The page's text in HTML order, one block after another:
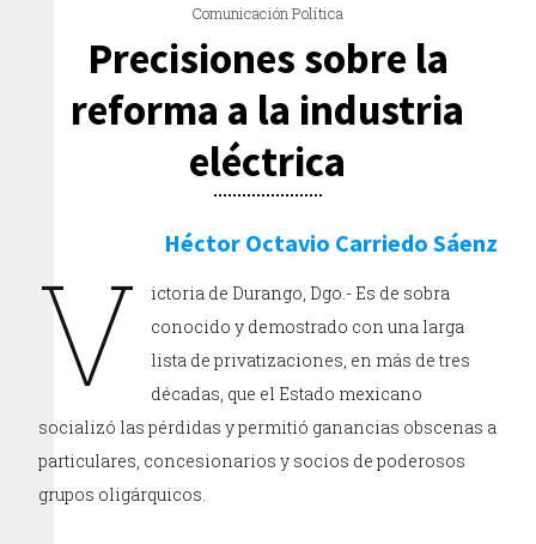
Comunicación Política
Precisiones sobre la
reforma a la industria
eléctrica
Héctor Octavio Carriedo Sáenz
V
ictoria de Durango, Dgo.- Es de sobra
conocido y demostrado con una larga
lista de privatizaciones, en más de tres
décadas, que el Estado mexicano
socializó las pérdidas y permitió ganancias obscenas a
particulares, concesionarios y socios de poderosos
grupos oligárquicos.